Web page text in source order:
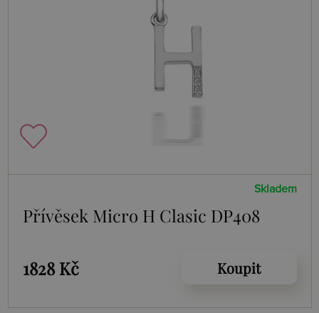
Skladem
Přívěsek Micro H Clasic DP408
1828 Kč Koupit